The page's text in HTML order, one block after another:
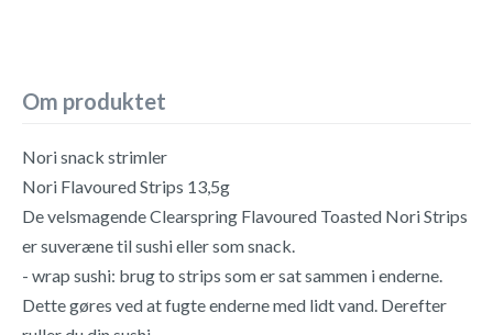
Om produktet
Nori snack strimler
Nori Flavoured Strips 13,5g
De velsmagende Clearspring Flavoured Toasted Nori Strips
er suveræne til sushi eller som snack.
- wrap sushi: brug to strips som er sat sammen i enderne.
Dette gøres ved at fugte enderne med lidt vand. Derefter